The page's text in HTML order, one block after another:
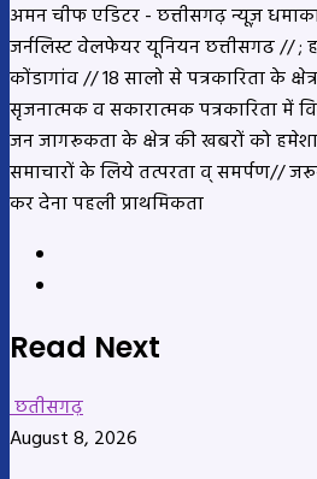
अमन चीफ एडिटर - छत्तीसगढ़ न्यूज़
जर्नलिस्ट वेलफेयर यूनियन छत्तीसगढ // ;
कोंडागांव // 18 सालो से पत्रकारिता के
सृजनात्मक व सकारात्मक पत्रकारिता में
जन जागरूकता के क्षेत्र की खबरों को
समाचारों के लिये तत्परता व् समर्पण//
कर देना पहली प्राथमिकता
Read Next
छतीसगढ़
August 8, 2026